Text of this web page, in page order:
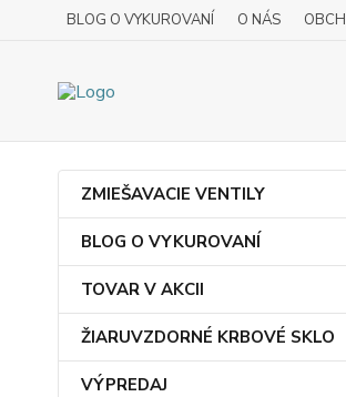
BLOG O VYKUROVANÍ O NÁS
ZMIEŠAVACIE VENTILY
BLOG O VYKUROVANÍ
TOVAR V AKCII
ŽIARUVZDORNÉ KRBOVÉ SKLO
VÝPREDAJ